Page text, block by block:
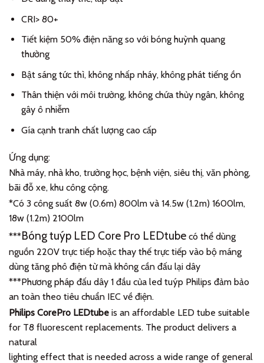
CRI> 80+
Tiết kiệm 50% điện năng so với bóng huỳnh quang
thường
Bật sáng tức thì, không nhấp nháy, không phát tiếng ồn
Thân thiện với môi trường, không chứa thủy ngân, không
gây ô nhiễm
Gía cạnh tranh chất lượng cao cấp
Ứng dụng:
Nhà máy, nhà kho, trường học, bệnh viện, siêu thị, văn phòng,
bãi đỗ xe, khu công cộng.
*Có 3 công suất 8w (0.6m) 800lm và 14.5w (1.2m) 1600lm,
18w (1.2m) 2100lm
***Bóng tuýp LED Core Pro LEDtube có thể dùng
nguồn 220V trực tiếp hoặc thay thế trực tiếp vào bộ máng
dùng tăng phô điện từ mà không cần đấu lại dây
***Phương pháp đấu dây 1 đầu của led tuýp Philips đảm bảo
an toàn theo tiêu chuẩn IEC về điện.
Philips CorePro LEDtube is an affordable LED tube suitable
for T8 fluorescent replacements. The product delivers a
natural
lighting effect that is needed across a wide range of general